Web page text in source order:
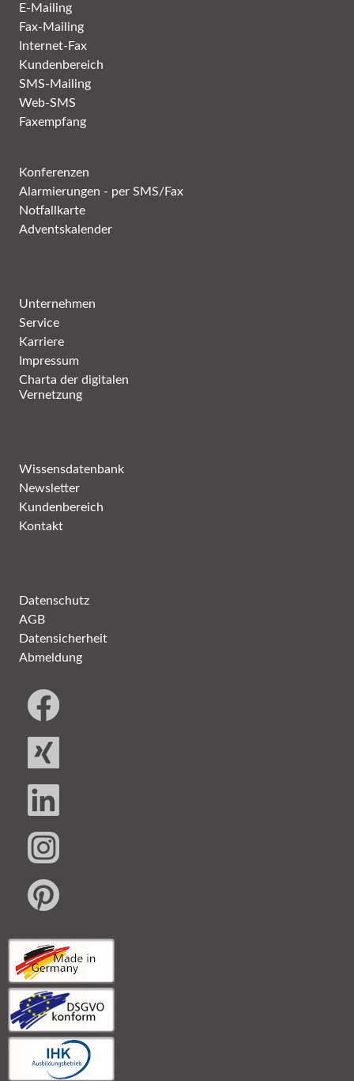
E-Mailing
Fax-Mailing
Internet-Fax
Kundenbereich
SMS-Mailing
Web-SMS
Faxempfang
Konferenzen
Alarmierungen - per SMS/Fax
Notfallkarte
Adventskalender
Unternehmen
Service
Karriere
Impressum
Charta der digitalen
Vernetzung
Wissensdatenbank
Newsletter
Kundenbereich
Kontakt
Datenschutz
AGB
Datensicherheit
Abmeldung